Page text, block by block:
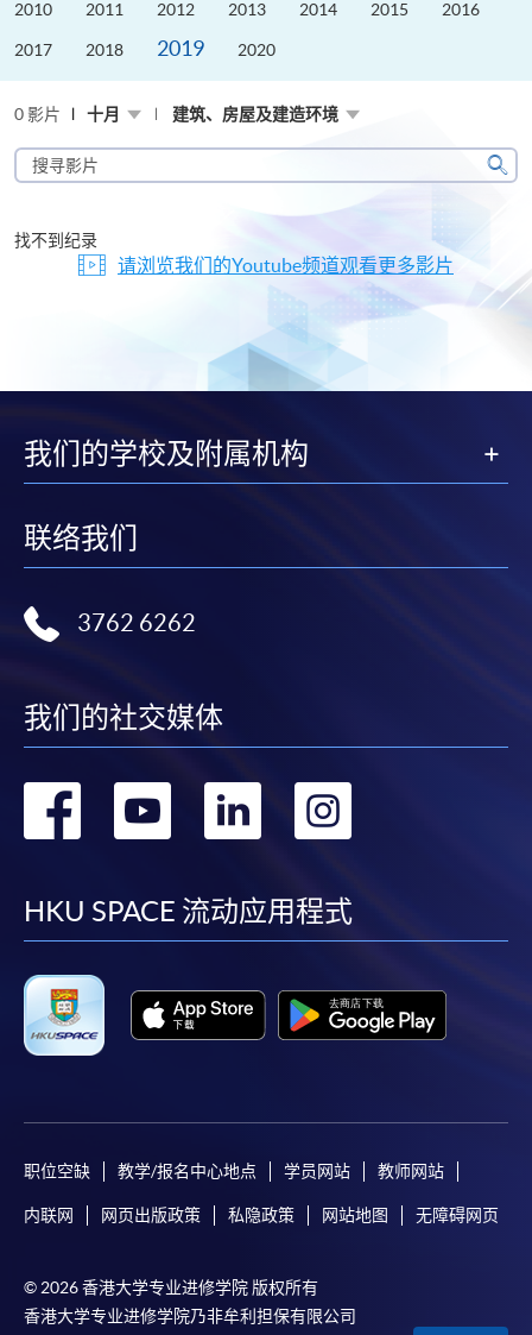
2010 2011 2012 2013 2014 2015 2016
2017 2018 2019 2020
0 影片 十月 建筑、房屋及建造环境
搜
寻
片
搜
找不到纪录
请浏览我们的Youtube频道观看更多影片
我们的学校及附属机构
联络我们
3762 6262
我们的社交媒体
转
facebook
转
youtube
转
linkedin
转
HKU SPACE 流动应用程式
职位空缺 教学/报名中心地点 学员网站 教师网站
内联网 网页出版政策 私隐政策 网站地图 无障碍网页
© 2026 香港大学专业进修学院 版权所有
香港大学专业进修学院乃非牟利担保有限公司